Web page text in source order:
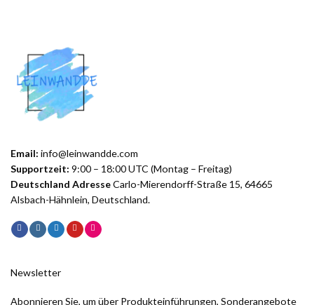
Email: info@leinwandde.com
Supportzeit: 9:00 – 18:00 UTC (Montag – Freitag)
Deutschland AdresseCarlo-Mierendorff-Straße 15, 64665
Alsbach-Hähnlein, Deutschland.
Newsletter
Abonnieren Sie, um über Produkteinführungen, Sonderangebote